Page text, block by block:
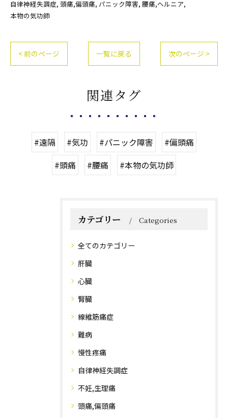
自律神経失調症 頭痛,偏頭痛 パニック障害 腰痛,ヘルニア
本物の気功師
< 前のページ 一覧に戻る 次のページ >
関連タグ
#遠隔 #気功 #パニック障害
#偏頭痛
#頭痛
#腰痛 #本物の気功師
カテゴリー Categories
全てのカテゴリー
肝臓
心臓
腎臓
線維筋痛症
難病
慢性疼痛
自律神経失調症
不妊,生理痛
頭痛,偏頭痛